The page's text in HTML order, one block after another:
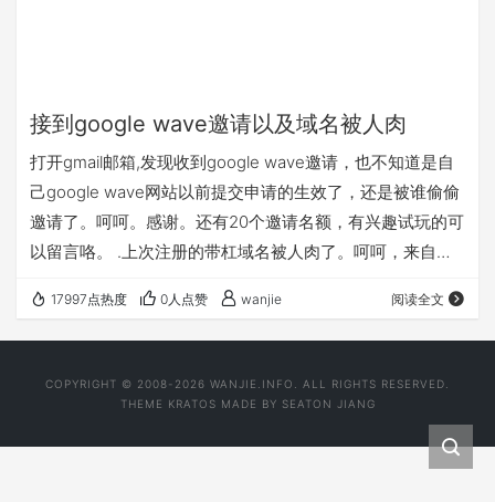
接到google wave邀请以及域名被人肉
打开gmail邮箱,发现收到google wave邀请，也不知道是自
己google wave网站以前提交申请的生效了，还是被谁偷偷
邀请了。呵呵。感谢。还有20个邀请名额，有兴趣试玩的可
以留言咯。 .上次注册的带杠域名被人肉了。呵呵，来自万
17997点热度 0人点赞 wanjie 阅读全文
COPYRIGHT © 2008-2026 WANJIE.INFO. ALL RIGHTS RESERVED.
THEME KRATOS MADE BY SEATON JIANG